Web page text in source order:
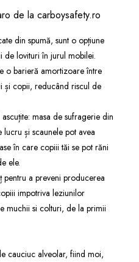
de la carboysafety.ro
din spumă, sunt o opțiune
de lovituri în jurul mobilei.
o barieră amortizoare între
și copii, reducând riscul de
masa de sufragerie din
și scaunele pot avea
în care copiii tăi se pot răni
ele.
a preveni producerea
impotriva leziunilor
muchii si colturi, de la primii
cauciuc alveolar, fiind moi,